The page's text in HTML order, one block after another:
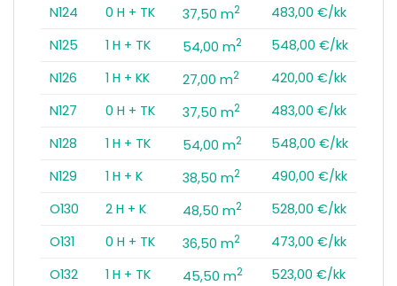
N124
0 H + TK 37,50 m2
483,00 €/kk
N125
1 H + TK 54,00 m2
548,00 €/kk
N126
1 H + KK 27,00 m2
420,00 €/kk
N127
0 H + TK 37,50 m2
483,00 €/kk
N128
1 H + TK 54,00 m2
548,00 €/kk
N129
1 H + K 38,50 m2
490,00 €/kk
O130
2 H + K 48,50 m2
528,00 €/kk
O131
0 H + TK 36,50 m2
473,00 €/kk
O132
1 H + TK 45,50 m2
523,00 €/kk